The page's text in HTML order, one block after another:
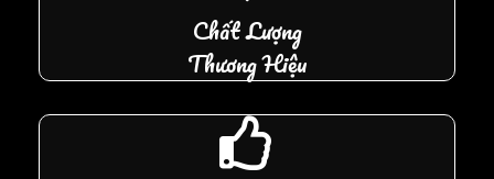
Chất Lượng
Thương Hiệu